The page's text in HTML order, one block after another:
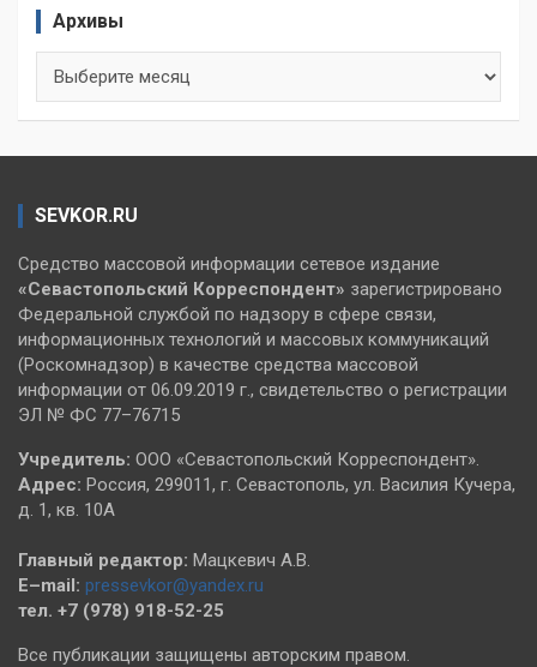
Архивы
SEVKOR.RU
Средство массовой информации сетевое издание
«Севастопольский Корреспондент» зарегистрировано
Федеральной службой по надзору в сфере связи,
информационных технологий и массовых коммуникаций
(Роскомнадзор) в качестве средства массовой
информации от 06.09.2019 г., свидетельство о регистрации
ЭЛ № ФС 77–76715
Учредитель: ООО «Севастопольский Корреспондент».
Адрес: Россия, 299011, г. Севастополь, ул. Василия Кучера,
д. 1, кв. 10А
Главный редактор: Мацкевич А.В.
E–mail: pressevkor@yandex.ru
тел. +7 (978) 918-52-25
Все публикации защищены авторским правом.